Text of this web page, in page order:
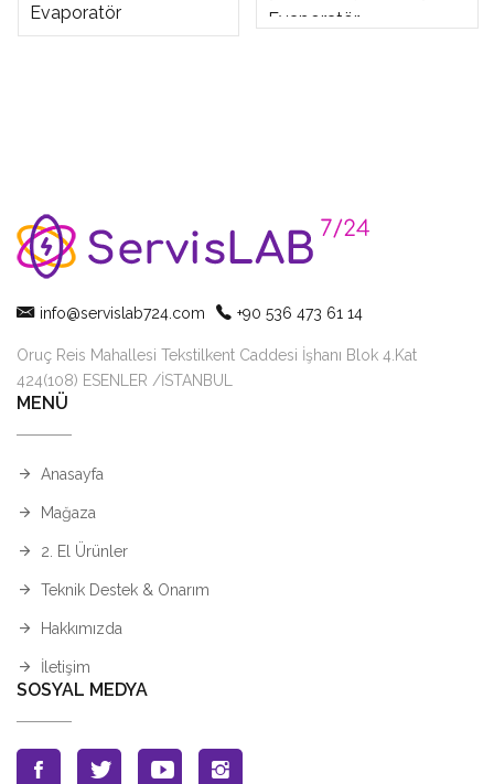
Evaporatör
Evaporatör
info@servislab724.com +90 536 473 61 14
Oruç Reis Mahallesi Tekstilkent Caddesi İşhanı Blok 4.Kat
424(108) ESENLER /İSTANBUL
MENÜ
Anasayfa
Mağaza
2. El Ürünler
Teknik Destek & Onarım
Hakkımızda
İletişim
SOSYAL MEDYA